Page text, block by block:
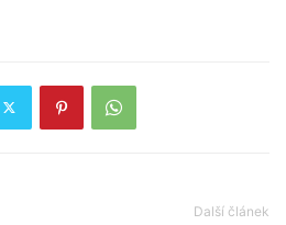
Další článek